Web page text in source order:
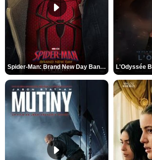
Spider-Man: Brand New Day Bande-annonce VO STFR